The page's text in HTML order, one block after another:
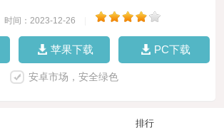
时间：2023-12-26
苹果下载 PC下载
安卓市场，安全绿色
排行